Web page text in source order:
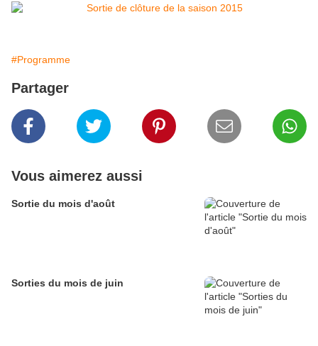
#Programme
Partager
Vous aimerez aussi
Sortie du mois d'août
Sorties du mois de juin